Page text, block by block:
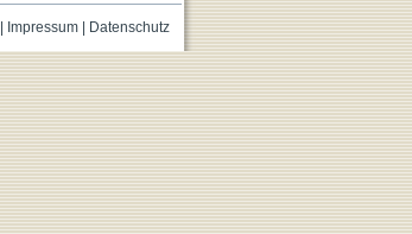
Impressum| Datenschutz